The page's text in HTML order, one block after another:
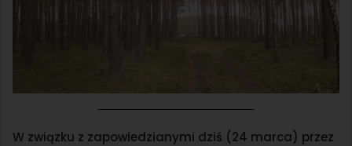
W związku z zapowiedzianymi dziś (24 marca) przez